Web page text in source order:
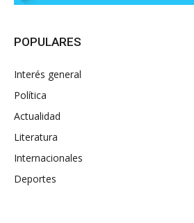
POPULARES
Interés general
Política
Actualidad
Literatura
Internacionales
Deportes